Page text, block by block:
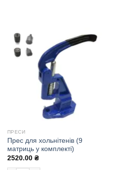
ПРЕСИ
Прес для хольнітенів (9
матриць у комплекті)
2520.00 ₴